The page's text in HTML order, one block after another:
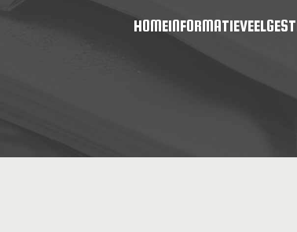
HOMEINFORMATIE